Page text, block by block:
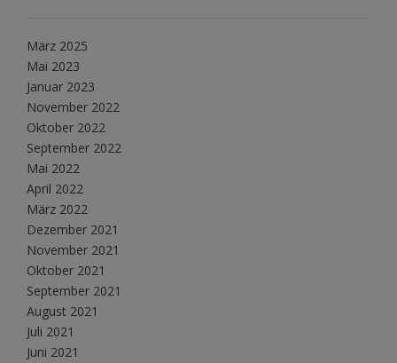
März 2025
Mai 2023
Januar 2023
November 2022
Oktober 2022
September 2022
Mai 2022
April 2022
März 2022
Dezember 2021
November 2021
Oktober 2021
September 2021
August 2021
Juli 2021
Juni 2021